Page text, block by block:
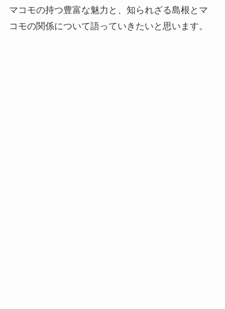
マコモの持つ豊富な魅力と、知られざる島根とマ
コモの関係について語っていきたいと思います。